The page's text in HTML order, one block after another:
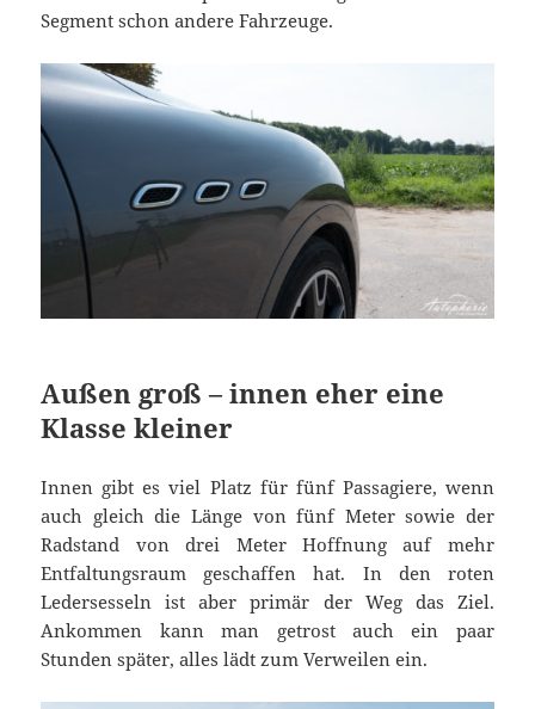
Segment schon andere Fahrzeuge.
Außen groß – innen eher eine
Klasse kleiner
Innen gibt es viel Platz für fünf Passagiere, wenn
auch gleich die Länge von fünf Meter sowie der
Radstand von drei Meter Hoffnung auf mehr
Entfaltungsraum geschaffen hat. In den roten
Ledersesseln ist aber primär der Weg das Ziel.
Ankommen kann man getrost auch ein paar
Stunden später, alles lädt zum Verweilen ein.